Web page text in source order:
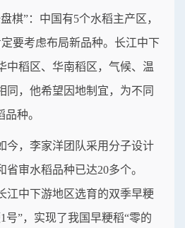
棋”：中国有5个水稻主产区，
要考虑布局新品种。长江中下
中稻区、华南稻区，气候、温
同，他希望因地制宜，为不同
种。
今，李家洋团队采用分子设计
审水稻品种已达20多个。
江中下游地区选育的双季早粳
号”，实现了我国早粳稻“零的